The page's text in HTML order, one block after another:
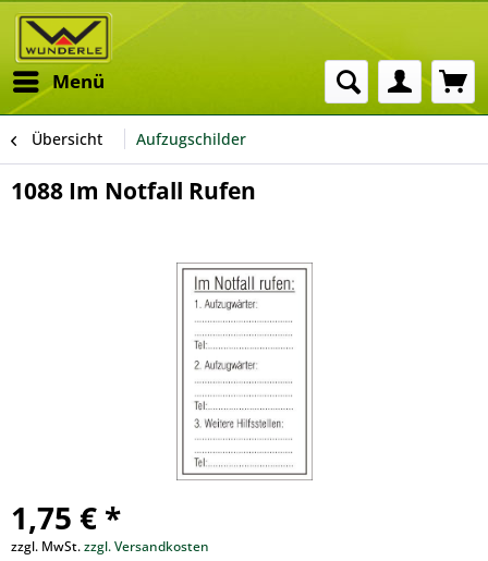
Menü
Übersicht Aufzugschilder
1088 Im Notfall Rufen
1,75 € *
zzgl. MwSt.zzgl. Versandkosten